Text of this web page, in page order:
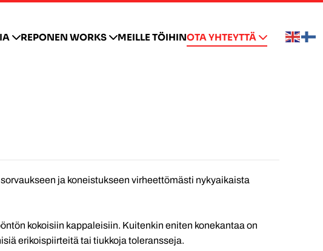
REPONEN WORKS MEILLE TÖIHINOTA YHTEYTTÄ
ja koneistukseen virheettömästi nykyaikaista
kokoisiin kappaleisiin. Kuitenkin eniten konekantaa on
erikoispiirteitä tai tiukkoja toleransseja.